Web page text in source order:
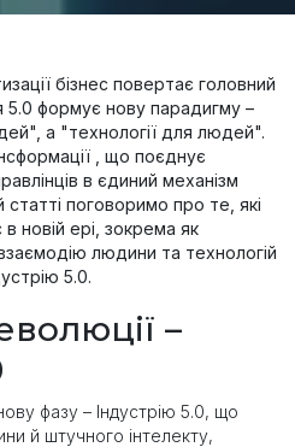
бізнес повертає головний
5.0 формує нову парадигму –
а "технології для людей".
, що поєднує
в єдиний механізм
поговоримо про те, які
новій ері, зокрема як
людини та технологій
5.0.
–
фазу – Індустрію 5.0, що
й штучного інтелекту,